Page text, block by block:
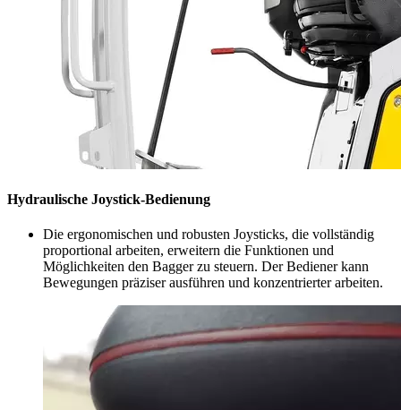
Hydraulische Joystick-Bedienung
Die ergonomischen und robusten Joysticks, die vollständig
proportional arbeiten, erweitern die Funktionen und
Möglichkeiten den Bagger zu steuern. Der Bediener kann
Bewegungen präziser ausführen und konzentrierter arbeiten.